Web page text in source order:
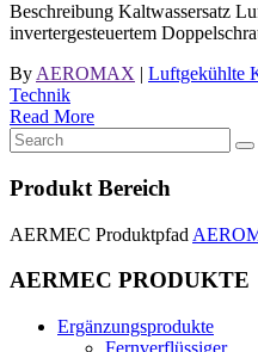
Beschreibung Kaltwassersatz
invertergesteuertem
By AEROMAX | Luftgekühlte
Technik
Read More
Produkt Bereich
AERMEC Produktpfad
AERMEC PRODUKTE
Ergänzungsprodukte